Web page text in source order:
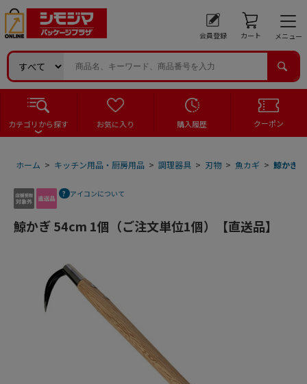
会員登録 カート メニュー
カテゴリから探す お気に入り 購入履歴 クーポン
ホーム > キッチン用品・厨房用品 > 調理器具 > 刃物 > 魚カギ > 鯨かぎ
アイコンについて
鯨かぎ 54cm 1個（ご注文単位1個）【直送品】